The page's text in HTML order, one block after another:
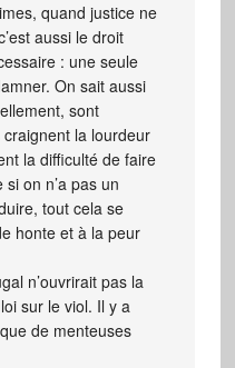
quand justice ne
aussi le droit
: une seule
On sait aussi
sont
la lourdeur
la difficulté de faire
on n’a pas un
tout cela se
honte et à la peur
n’ouvrirait pas la
sur le viol. Il y a
de menteuses